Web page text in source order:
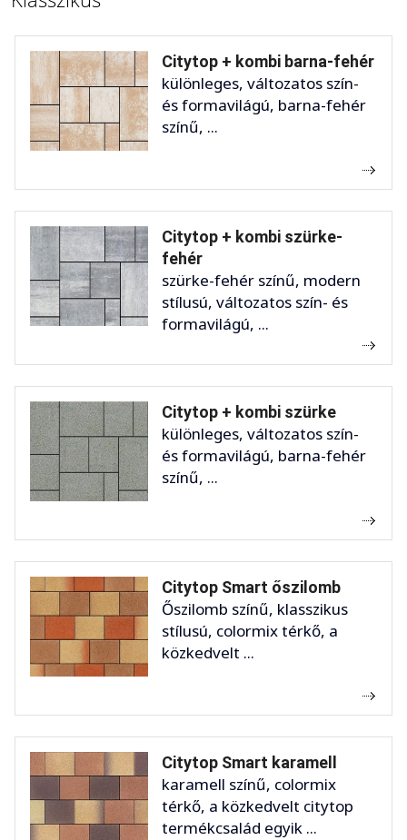
Citytop + kombi barna-fehér
különleges, változatos szín-
és formavilágú, barna-fehér
színű, ...
Citytop + kombi szürke-
fehér
szürke-fehér színű, modern
stílusú, változatos szín- és
formavilágú, ...
Citytop + kombi szürke
különleges, változatos szín-
és formavilágú, barna-fehér
színű, ...
Citytop Smart őszilomb
Őszilomb színű, klasszikus
stílusú, colormix térkő, a
közkedvelt ...
Citytop Smart karamell
karamell színű, colormix
térkő, a közkedvelt citytop
termékcsalád egyik ...